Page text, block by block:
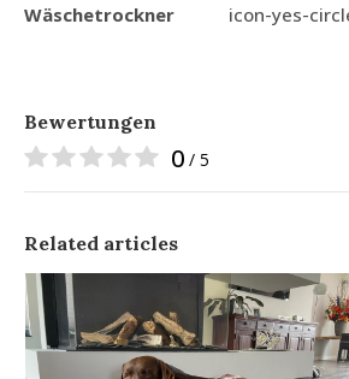
Wäschetrockner
icon-yes-
Bewertungen
0 / 5
Related articles